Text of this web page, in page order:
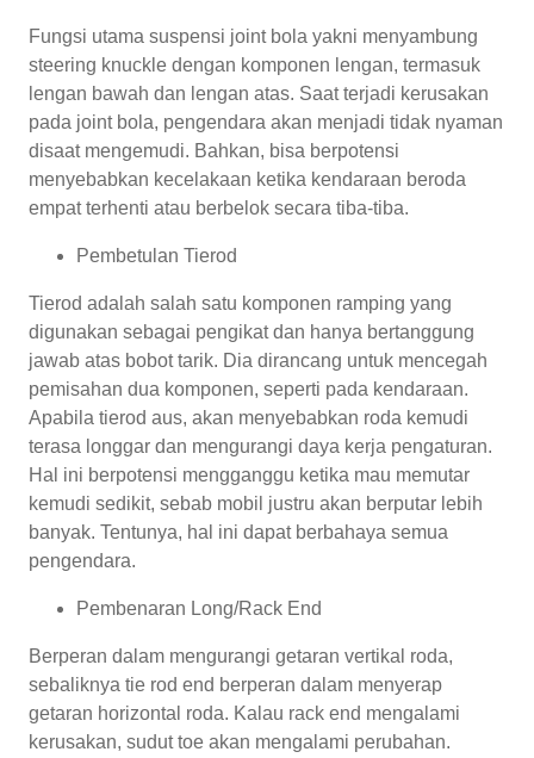
Fungsi utama suspensi joint bola yakni menyambung
steering knuckle dengan komponen lengan, termasuk
lengan bawah dan lengan atas. Saat terjadi kerusakan
pada joint bola, pengendara akan menjadi tidak nyaman
disaat mengemudi. Bahkan, bisa berpotensi
menyebabkan kecelakaan ketika kendaraan beroda
empat terhenti atau berbelok secara tiba-tiba.
Pembetulan Tierod
Tierod adalah salah satu komponen ramping yang
digunakan sebagai pengikat dan hanya bertanggung
jawab atas bobot tarik. Dia dirancang untuk mencegah
pemisahan dua komponen, seperti pada kendaraan.
Apabila tierod aus, akan menyebabkan roda kemudi
terasa longgar dan mengurangi daya kerja pengaturan.
Hal ini berpotensi mengganggu ketika mau memutar
kemudi sedikit, sebab mobil justru akan berputar lebih
banyak. Tentunya, hal ini dapat berbahaya semua
pengendara.
Pembenaran Long/Rack End
Berperan dalam mengurangi getaran vertikal roda,
sebaliknya tie rod end berperan dalam menyerap
getaran horizontal roda. Kalau rack end mengalami
kerusakan, sudut toe akan mengalami perubahan.